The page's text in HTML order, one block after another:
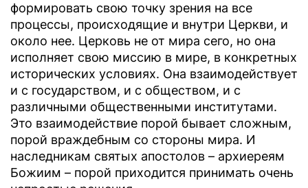
формировать свою точку зрения на все
процессы, происходящие и внутри Церкви, и
около нее. Церковь не от мира сего, но она
исполняет свою миссию в мире, в конкретных
исторических условиях. Она взаимодействует
и с государством, и с обществом, и с
различными общественными институтами.
Это взаимодействие порой бывает сложным,
порой враждебным со стороны мира. И
наследникам святых апостолов – архиереям
Божиим – порой приходится принимать очень